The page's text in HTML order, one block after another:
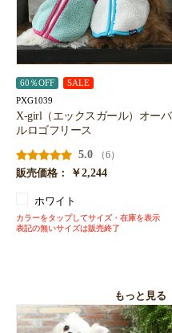
60％OFF SALE
PXG1039
X-girl（エックスガール）オーバ
ルロゴフリース
5.0
（6）
販売価格：
￥2,244
ホワイト
カラーをタップしてサイズ・在庫を表示
表記の無いサイズは販売終了
もっと見る